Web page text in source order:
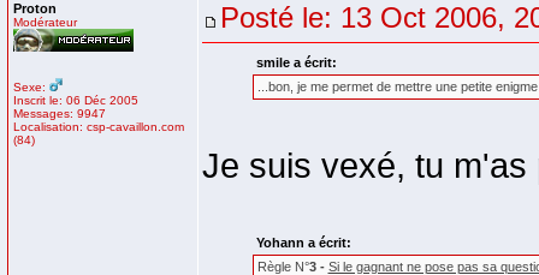
Proton
Modérateur
Sexe:
Inscrit le: 06 Déc 2005
Messages: 9947
Localisation: csp-cavaillon.com
(84)
Posté le: 13 Oct 2006,
smile a écrit:
...bon, je me permet de mettre une petite
Je suis vexé, tu m'as
Yohann a écrit:
Règle N°3 - Si le gagnant ne pose pas sa